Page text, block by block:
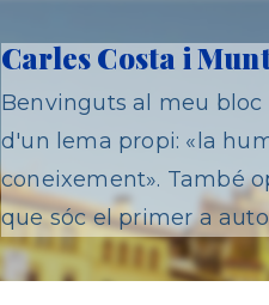
Carles Costa i
Benvinguts al meu
d'un lema propi: «la
coneixement». També
que sóc el primer a